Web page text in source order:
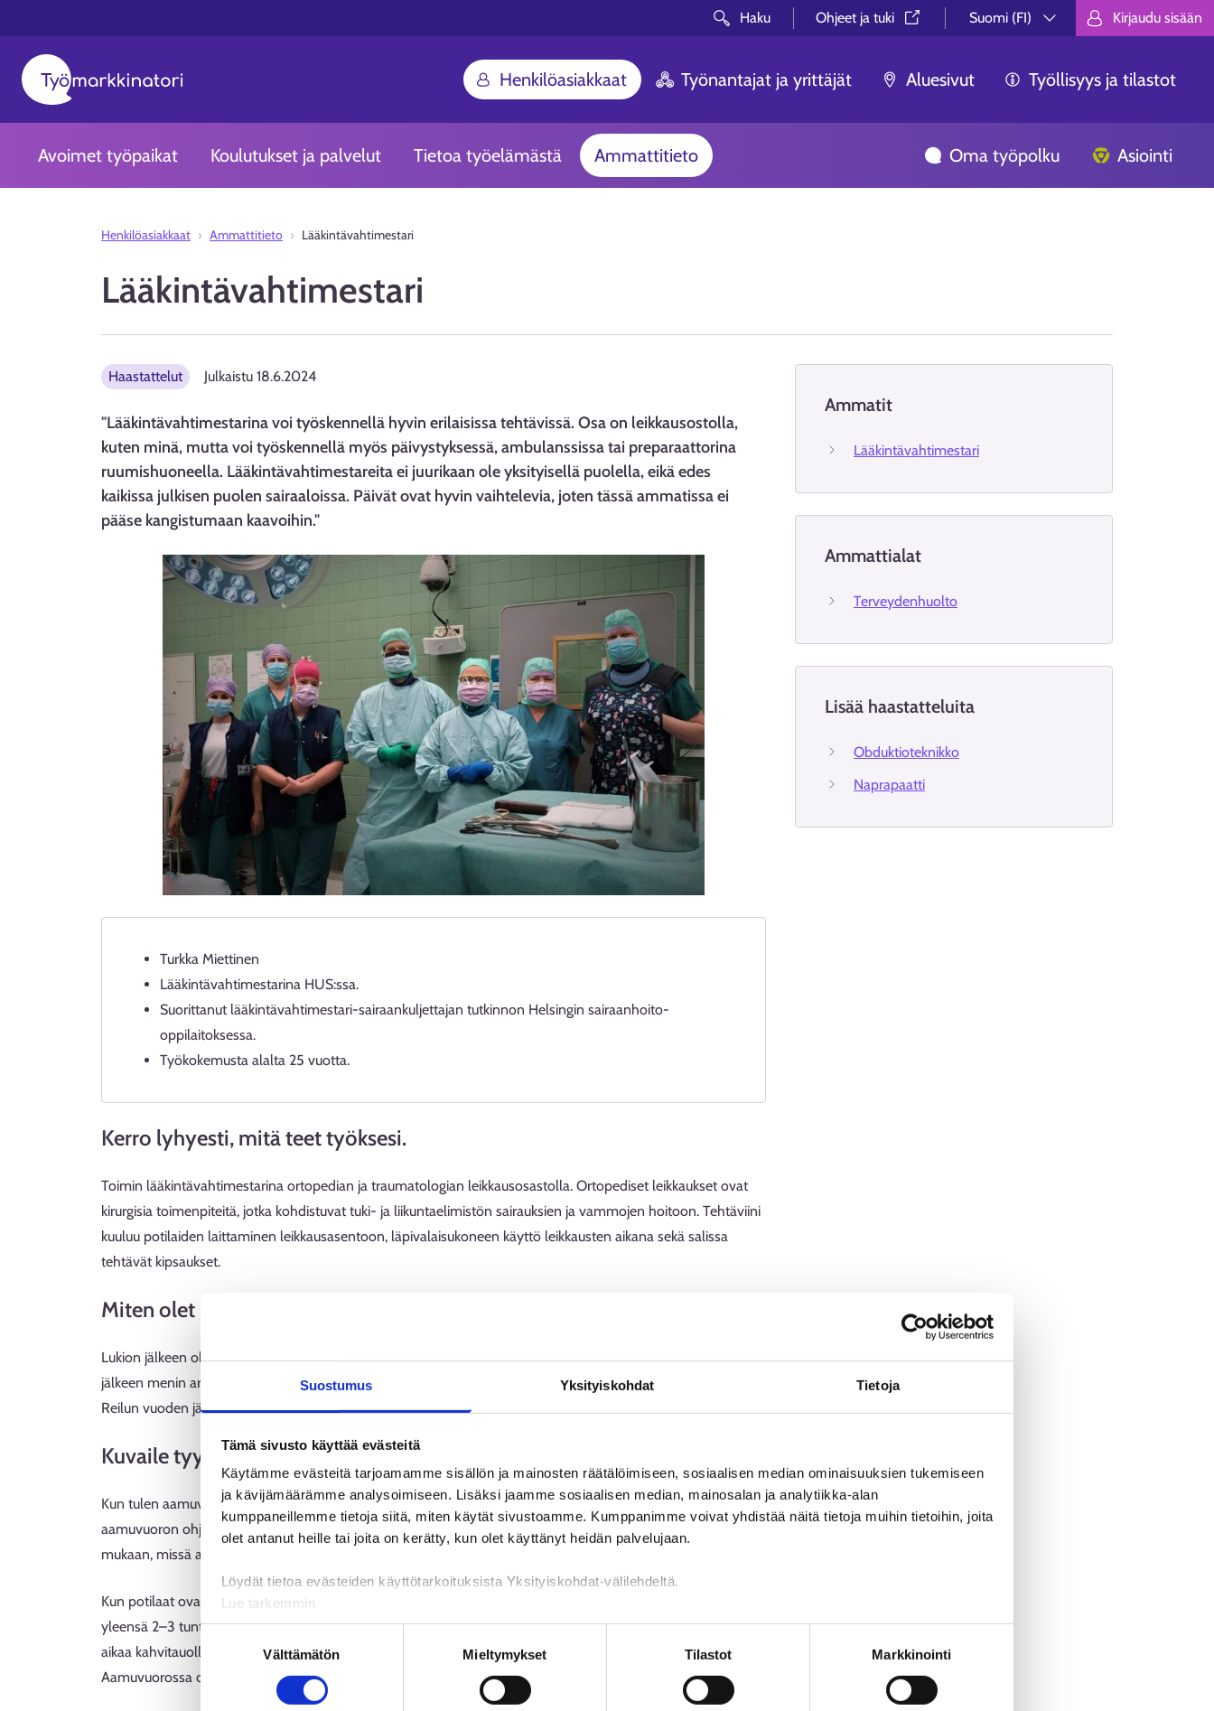
Suostumus Yksityiskohdat Tietoja
Tämä sivusto käyttää evästeitä
Käytämme evästeitä tarjoamamme sisällön ja mainosten räätälöimiseen, sosiaalisen median ominaisuuksien tukemiseen
ja kävijämäärämme analysoimiseen. Lisäksi jaamme sosiaalisen median, mainosalan ja analytiikka-alan
kumppaneillemme tietoja siitä, miten käytät sivustoamme. Kumppanimme voivat yhdistää näitä tietoja muihin tietoihin, joita
olet antanut heille tai joita on kerätty, kun olet käyttänyt heidän palvelujaan.
Löydät tietoa evästeiden käyttötarkoituksista Yksityiskohdat-välilehdeltä.
Lue tarkemmin
Evästeet
Tietosuoja ja henkilötietojen käsittely
Suostumuksen
valinta
Välttämätön Mieltymykset Tilastot Markkinointi
Haku Ohjeet ja tuki⁠
Suomi (FI)
Valitse kieli. Välj språk. Choose
Kirjaudu sisään
Henkilöasiakkaat Työnantajat ja yrittäjät Aluesivut Työllisyys ja tilastot
Avoimet työpaikat Koulutukset ja palvelut Tietoa työelämästä Ammattitieto Oma työpolku Asiointi
Henkilöasiakkaat Ammattitieto Lääkintävahtimestari
Lääkintävahtimestari
Haastattelut Julkaistu 18.6.2024
"Lääkintävahtimestarina voi työskennellä hyvin erilaisissa tehtävissä. Osa on leikkausostolla,
kuten minä, mutta voi työskennellä myös päivystyksessä, ambulanssissa tai preparaattorina
ruumishuoneella. Lääkintävahtimestareita ei juurikaan ole yksityisellä puolella, eikä edes
kaikissa julkisen puolen sairaaloissa. Päivät ovat hyvin vaihtelevia, joten tässä ammatissa ei
pääse kangistumaan kaavoihin."
Turkka Miettinen
Lääkintävahtimestarina HUS:ssa.
Suorittanut lääkintävahtimestari-sairaankuljettajan tutkinnon Helsingin sairaanhoito-
oppilaitoksessa.
Työkokemusta alalta 25 vuotta.
Kerro lyhyesti, mitä teet työksesi.
Toimin lääkintävahtimestarina ortopedian ja traumatologian leikkausosastolla. Ortopediset leikkaukset ovat
kirurgisia toimenpiteitä, jotka kohdistuvat tuki- ja liikuntaelimistön sairauksien ja vammojen hoitoon. Tehtäviini
kuuluu potilaiden laittaminen leikkausasentoon, läpivalaisukoneen käyttö leikkausten aikana sekä salissa
tehtävät kipsaukset.
Miten olet päätynyt valitsemaasi ammattiin?
Lukion jälkeen olin töissä Helsingin kaupungin liikuntavirastolla liikuntapaikkojenhoitajana noin vuoden, jonka
jälkeen menin armeijaan. Armeijan jälkeen pääsin Lauttasaaren terveysasemalle vahtimestarin toimeen.
Reilun vuoden jälkeen hain opiskelemaan lääkintävahtimestari-sairaankuljettajaksi.
Kuvaile tyypillistä työpäivääsi tai työviikkoasi.
Kun tulen aamuvuoroon, tarkistan ensimmäisenä, onko yövuorossa tapahtunut jotain sellaista, mikä vaikuttaa
aamuvuoron ohjelmaan. Sen jälkeen alan valmistelemaan leikkaussaleja. Leikkaustasot valmistellaan sen
mukaan, missä asennossa potilasta on tarkoitus leikata
Kun potilaat ovat saapuneet, alan valmistella heidän siirtojaan ja leikkausasentojaan. Leikkaukset kestävät
yleensä 2–3 tuntia, mutta joskus aikaa voi kulua jopa kahdeksan tuntia. Salien valmistelun jälkeen on yleensä
aikaa kahvitauolle, kunnes potilaat vaihtuvat ja alan jälleen tekemään läpivalaisuja ja kipsauksia.
Aamuvuorossa on yleensä aina vähän enemmän kiire kuin muissa vuoroissa.
Ammatit
Lääkintävahtimestari
Ammattialat
Terveydenhuolto
Lisää haastatteluita
Obduktioteknikko
Naprapaatti